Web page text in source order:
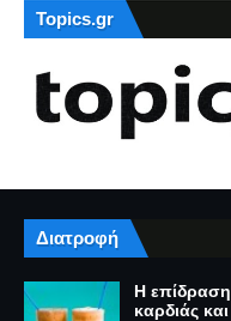
Topics.gr
Διατροφή
Η
καρδιάς